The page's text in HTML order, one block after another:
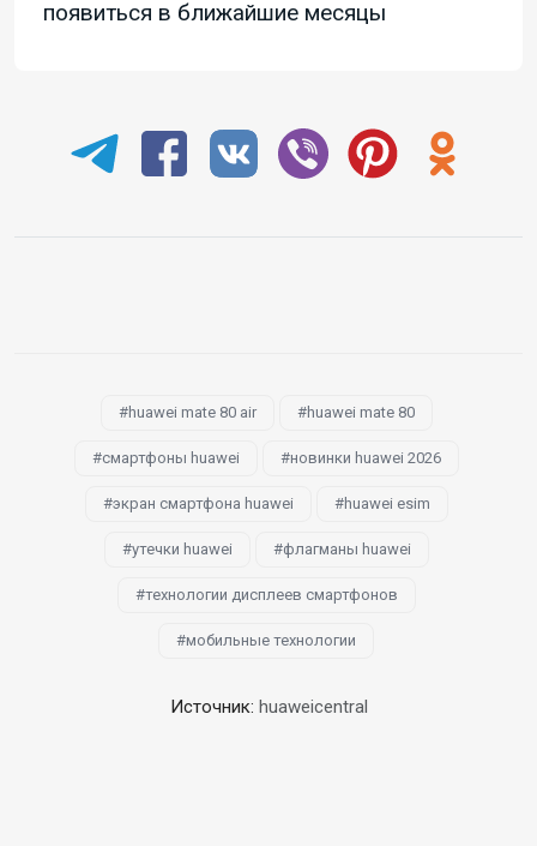
появиться в ближайшие месяцы
huawei mate 80 air huawei mate 80
смартфоны huawei новинки huawei 2026
экран смартфона huawei huawei esim
утечки huawei флагманы huawei
технологии дисплеев смартфонов
мобильные технологии
Источник: huaweicentral